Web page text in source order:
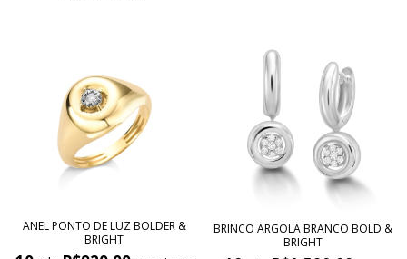
ANEL PONTO DE LUZ BOLDER &
BRIGHT
BRINCO ARGOLA BRANCO BOLD &
BRIGHT